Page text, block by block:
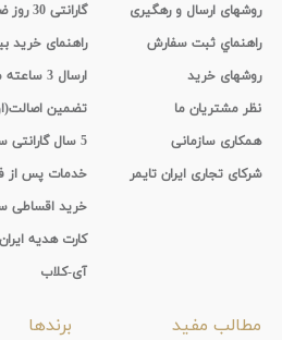
روشهای ارسال و رهگیری
راهنماي ثبت سفارش
روشهای خرید
نظر مشتریان ما
همکاری سازمانی
شرکای تجاری ایران تایمر
گارانتی 30 روز ضمانت بازگشت
راهنمای خرید
ارسال 3 ساعته محصولات
تضمین
5 سال گارانتی ساعت مچی
خدمات پس از
خرید اقساطی
کارت هدیه
آی-کلاب
مطالب مفید برندها